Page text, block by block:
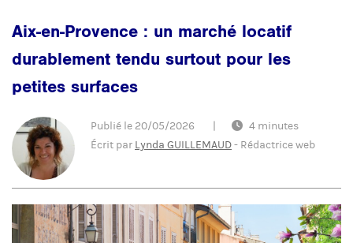
Aix-en-Provence : un marché locatif
durablement tendu surtout pour les
petites surfaces
Publié le 20/05/2026 |
4 minutes
Écrit par Lynda GUILLEMAUD- Rédactrice web